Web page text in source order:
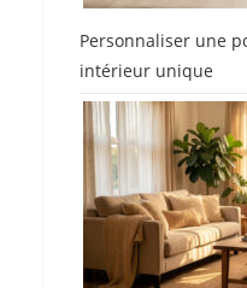
Personnaliser une
intérieur unique